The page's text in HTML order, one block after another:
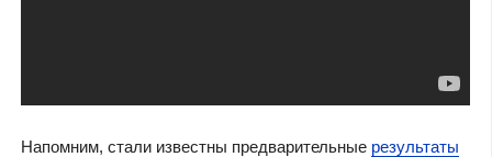
Напомним, стали известны предварительные результаты